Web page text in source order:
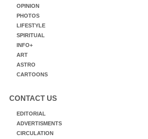
OPINION
PHOTOS
LIFESTYLE
SPIRITUAL
INFO+
ART
ASTRO
CARTOONS
CONTACT US
EDITORIAL
ADVERTISMENTS
CIRCULATION